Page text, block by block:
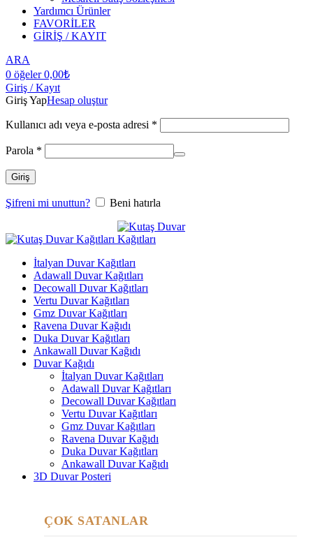
Yardımcı Ürünler
FAVORİLER
GİRİŞ / KAYIT
ARA
0 öğeler 0,00₺
Giriş / Kayıt
Giriş YapHesap oluştur
Kullanıcı adı veya e-posta adresi *
Parola *
Giriş
Şifreni mi unuttun? Beni hatırla
İtalyan Duvar Kağıtları
Adawall Duvar Kağıtları
Decowall Duvar Kağıtları
Vertu Duvar Kağıtları
Gmz Duvar Kağıtları
Ravena Duvar Kağıdı
Duka Duvar Kağıtları
Ankawall Duvar Kağıdı
Duvar Kağıdı
İtalyan Duvar Kağıtları
Adawall Duvar Kağıtları
Decowall Duvar Kağıtları
Vertu Duvar Kağıtları
Gmz Duvar Kağıtları
Ravena Duvar Kağıdı
Duka Duvar Kağıtları
Ankawall Duvar Kağıdı
3D Duvar Posteri
ÇOK SATANLAR